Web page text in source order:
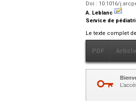
Doi : 10.1016/
A. Leblanc
Service de
Le texte complet
PDF Article